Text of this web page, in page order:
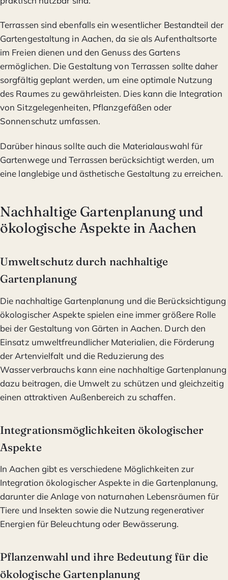
Terrassen sind ebenfalls ein wesentlicher Bestandteil der
Gartengestaltung in Aachen, da sie als Aufenthaltsorte
im Freien dienen und den Genuss des Gartens
ermöglichen. Die Gestaltung von Terrassen sollte daher
sorgfältig geplant werden, um eine optimale Nutzung
des Raumes zu gewährleisten. Dies kann die Integration
von Sitzgelegenheiten, Pflanzgefäßen oder
Sonnenschutz umfassen.
Darüber hinaus sollte auch die Materialauswahl für
Gartenwege und Terrassen berücksichtigt werden, um
eine langlebige und ästhetische Gestaltung zu erreichen.
Nachhaltige Gartenplanung und
ökologische Aspekte in Aachen
Umweltschutz durch nachhaltige
Gartenplanung
Die nachhaltige Gartenplanung und die Berücksichtigung
ökologischer Aspekte spielen eine immer größere Rolle
bei der Gestaltung von Gärten in Aachen. Durch den
Einsatz umweltfreundlicher Materialien, die Förderung
der Artenvielfalt und die Reduzierung des
Wasserverbrauchs kann eine nachhaltige Gartenplanung
dazu beitragen, die Umwelt zu schützen und gleichzeitig
einen attraktiven Außenbereich zu schaffen.
Integrationsmöglichkeiten ökologischer
Aspekte
In Aachen gibt es verschiedene Möglichkeiten zur
Integration ökologischer Aspekte in die Gartenplanung,
darunter die Anlage von naturnahen Lebensräumen für
Tiere und Insekten sowie die Nutzung regenerativer
Energien für Beleuchtung oder Bewässerung.
Pflanzenwahl und ihre Bedeutung für die
ökologische Gartenplanung